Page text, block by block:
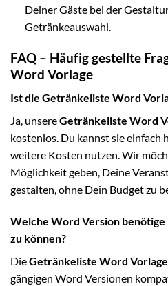
Deiner Gäste bei der
Getränkeauswahl.
FAQ – Häufig gestellte
Word Vorlage
Ist die Getränkeliste Word
Ja, unsereGetränkeliste Word
kostenlos. Du kannst sie einfach
weitere Kosten nutzen. Wir
Möglichkeit geben, Deine
gestalten, ohne Dein Budget zu
Welche Word Version benötige
zu können?
DieGetränkeliste Word Vorlage
gängigen Word Versionen